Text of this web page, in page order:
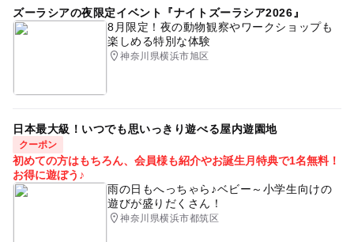
このイベントの受付は終了しました。
ズーラシアの夜限定イベント『ナイトズーラシア2026』
8月限定！夜の動物観察やワークショップも
楽しめる特別な体験
神奈川県横浜市旭区
日本最大級！いつでも思いっきり遊べる屋内遊園地
クーポン
初めての方はもちろん、会員様も紹介やお誕生月特典で1名無料！
お得に遊ぼう♪
雨の日もへっちゃら♪ベビー～小学生向けの
遊びが盛りだくさん！
神奈川県横浜市都筑区